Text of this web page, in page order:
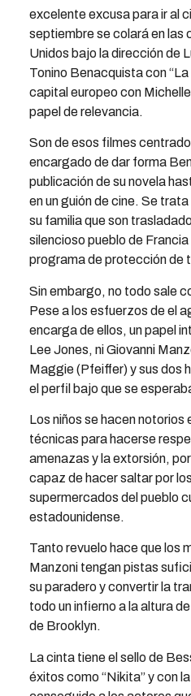
excelente excusa para ir al
septiembre se colará en las
Unidos bajo la dirección de
Tonino Benacquista con
capital europeo con
papel de relevancia.
Son de esos filmes
encargado de dar forma
publicación de su novela
en un guión de cine. Se
su familia que son
silencioso pueblo de
programa de protección de
Sin embargo, no todo sale
Pese a los esfuerzos de el
encarga de ellos, un papel
Lee Jones, ni Giovanni
Maggie (Pfeiffer) y sus dos
el perfil bajo que se
Los niños se hacen notorios
técnicas para hacerse
amenazas y la extorsión,
capaz de hacer saltar por
supermercados del pueblo
estadounidense.
Tanto revuelo hace que los
Manzoni tengan pistas
su paradero y convertir la
todo un infierno a la altura
de Brooklyn.
La cinta tiene el sello de
éxitos como “Nikita” y con